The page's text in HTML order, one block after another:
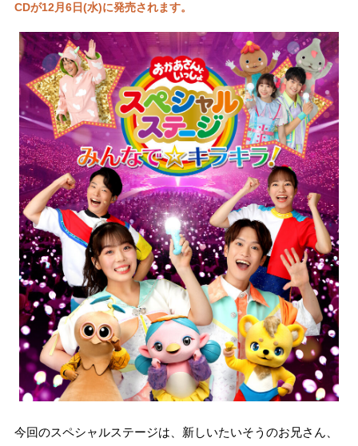
CDが12月6日(水)に発売されます。
今回のスペシャルステージは、新しいたいそうのお兄さん、